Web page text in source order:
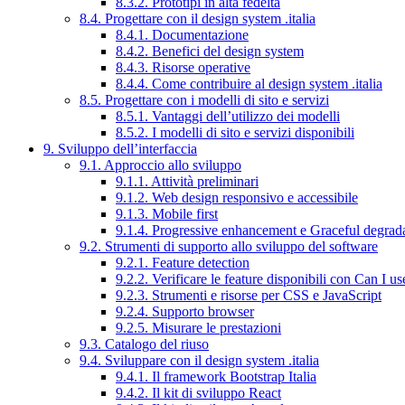
8.4. Progettare con il design system .italia
8.4.1. Documentazione
8.4.2. Benefici del design system
8.4.3. Risorse operative
8.4.4. Come contribuire al design system .italia
8.5. Progettare con i modelli di sito e servizi
8.5.1. Vantaggi dell’utilizzo dei modelli
8.5.2. I modelli di sito e servizi disponibili
9. Sviluppo dell’interfaccia
9.1. Approccio allo sviluppo
9.1.1. Attività preliminari
9.1.2. Web design responsivo e accessibile
9.1.3. Mobile first
9.1.4. Progressive enhancement e Graceful
9.2. Strumenti di supporto allo sviluppo del software
9.2.1. Feature detection
9.2.2. Verificare le feature disponibili con Can I
9.2.3. Strumenti e risorse per CSS e JavaScript
9.2.4. Supporto browser
9.2.5. Misurare le prestazioni
9.3. Catalogo del riuso
9.4. Sviluppare con il design system .italia
9.4.1. Il framework Bootstrap Italia
9.4.2. Il kit di sviluppo React